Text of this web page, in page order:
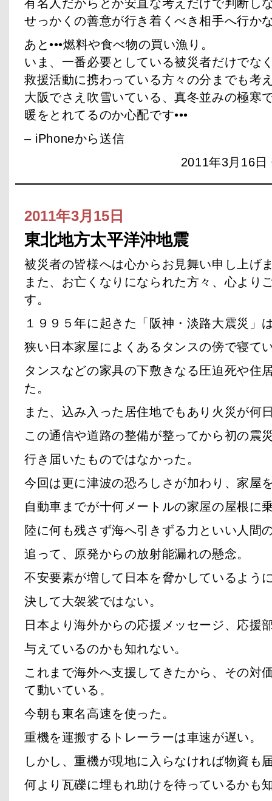
有名人だからとか安直な考えだけで判断し
せっかくの善意が行き着くべき相手へ行か
あと•••燃料や食べ物の買い漁り。
いま、一番必要としている被災者だけでな
救援活動に携わっている方々の分までも考
大阪でさえ吹雪いている、真冬並みの極寒
暖をとれてるのか心配です•••
– iPhoneから送信
2011年3月16
2011年3月15日
東北地方太平洋沖地震
被災者の皆様へは心からお見舞い申し上げ
また、お亡くなりになられた方々、心より
す。
１９９５年に起きた「阪神・淡路大震災」
狭い日本家屋によくあるタンスの傍で寝て
タンスなどの家具の下敷きなる圧迫死や住
た。
また、込み入った居住地でもあり火災が何
この通信や道路の整備が整ってから初の震
行き届いたものではなかった。
今回は更に津波の恐ろしさが加わり、家屋
自動車までが十何メートルの家屋の屋根に
陸に何も残さず海へ引きずる力といい人間
追って、原発からの放射能漏れの懸念。
不安要素が増して日本を脅かしているよう
決して大袈裟ではない。
日本より海外からの応援メッセージ、応援
与えているのかも知れない。
これまで海外へ支援してきたから、その対
て動いている。
今朝も東名高速を使った。
重機を運搬するトレーラーは車速が遅い。
しかし、重機が現地に入らなければ物資も
何より瓦礫に埋もれ助けを待っているかも